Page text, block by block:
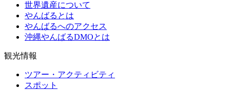
世界遺産について
やんばるとは
やんばるへのアクセス
沖縄やんばるDMOとは
観光情報
ツアー・アクティビティ
スポット